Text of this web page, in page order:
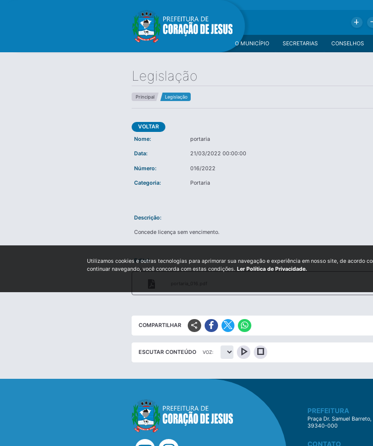
Add
CONSELHOS
SECRETARIAS
O MUNICÍPIO
Legislação
Principal Legislação
VOLTAR
Nome:
portaria
Data: 21/03/2022 00:00:00
Número: 016/2022
Categoria: Portaria
Descrição:
Concede licença sem vencimento.
Edital:
COMPARTILHAR share
ESCUTAR CONTEÚDO VOZ: play_arrow stop
PREFEITURA
Praça Dr. Samuel
39340-000
CONTATO
Utilizamos cookies e outras tecnologias para aprimorar sua navegação e experiência em nosso site, de acordo
continuar navegando, você concorda com estas condições. Ler Política de Privacidade.